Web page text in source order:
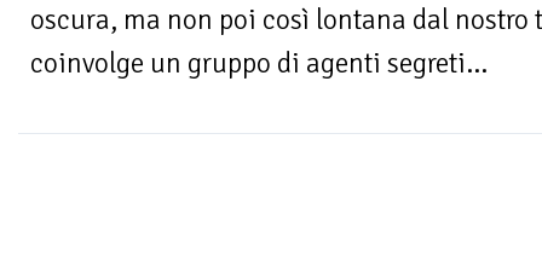
oscura, ma non poi così lontana dal
coinvolge un gruppo di agenti segreti...